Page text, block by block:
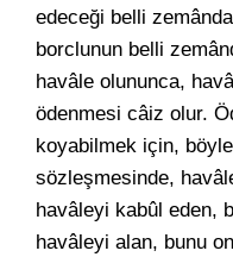
edeceği belli
borclunun belli
havâle olununca,
ödenmesi câiz olur.
koyabilmek için,
sözleşmesinde,
havâleyi kabûl eden,
havâleyi alan, bunu